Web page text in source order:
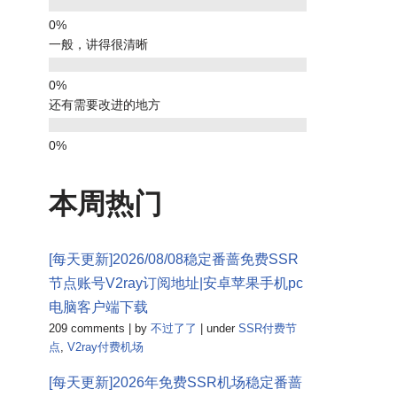
一般，讲得很清晰
还有需要改进的地方
本周热门
[每天更新]2026/08/08稳定番蔷免费SSR
节点账号V2ray订阅地址|安卓苹果手机pc
电脑客户端下载
209 comments by 不过了了 under SSR付费节
点, V2ray付费机场
[每天更新]2026年免费SSR机场稳定番蔷